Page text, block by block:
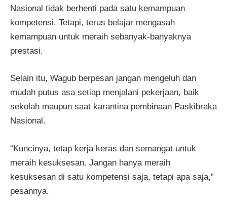
Nasional tidak berhenti pada satu kemampuan
kompetensi. Tetapi, terus belajar mengasah
kemampuan untuk meraih sebanyak-banyaknya
prestasi.
Selain itu, Wagub berpesan jangan mengeluh dan
mudah putus asa setiap menjalani pekerjaan, baik
sekolah maupun saat karantina pembinaan Paskibraka
Nasional.
“Kuncinya, tetap kerja keras dan semangat untuk
meraih kesuksesan. Jangan hanya meraih
kesuksesan di satu kompetensi saja, tetapi apa saja,”
pesannya.